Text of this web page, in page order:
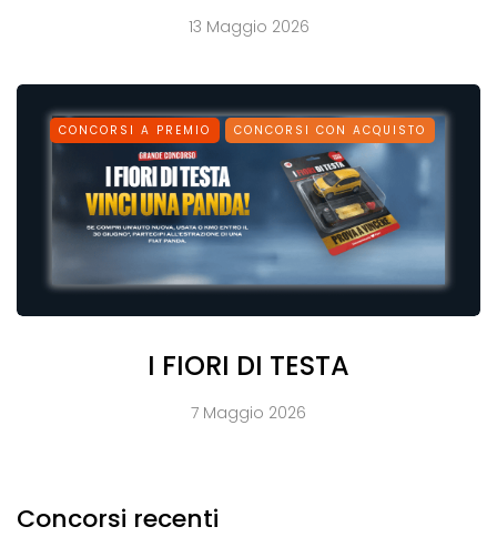
13 Maggio 2026
CONCORSI A PREMIO CONCORSI CON ACQUISTO
I FIORI DI TESTA
7 Maggio 2026
Concorsi recenti